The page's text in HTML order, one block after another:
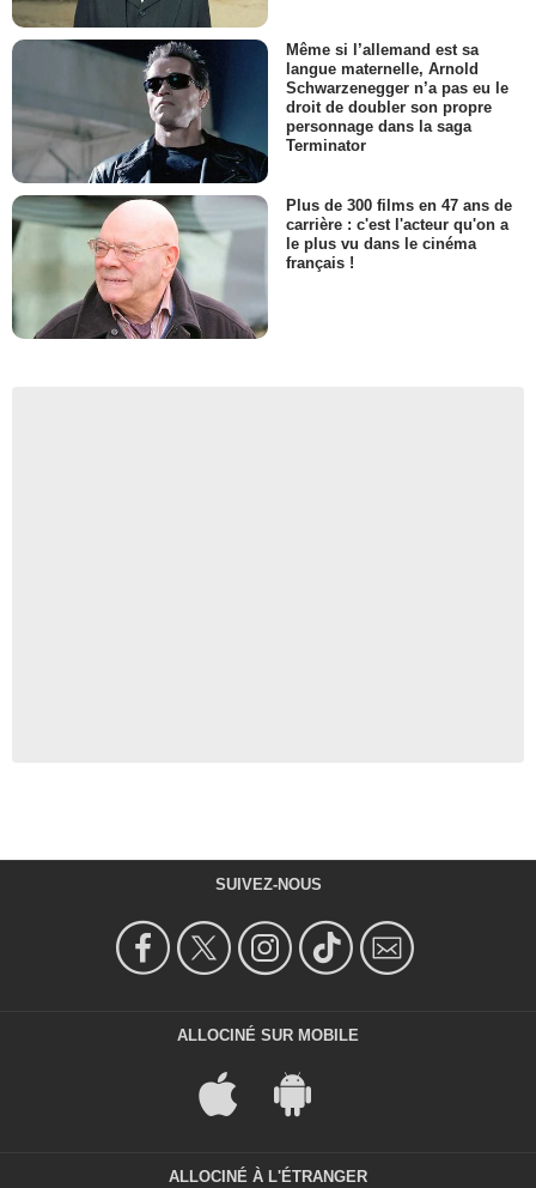
Même si l’allemand est sa
langue maternelle, Arnold
Schwarzenegger n’a pas eu le
droit de doubler son propre
personnage dans la saga
Terminator
Plus de 300 films en 47 ans de
carrière : c'est l'acteur qu'on a
le plus vu dans le cinéma
français !
SUIVEZ-NOUS
ALLOCINÉ SUR MOBILE
ALLOCINÉ À L'ÉTRANGER